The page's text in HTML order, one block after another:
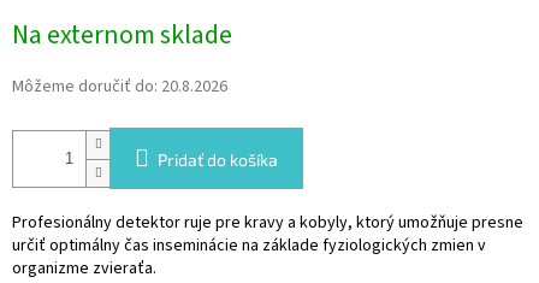
cena:
Na externom sklade
Môžeme doručiť do: 20.8.2026
Pridať do košíka
Profesionálny detektor ruje pre kravy a kobyly, ktorý umožňuje presne
určiť optimálny čas inseminácie na základe fyziologických zmien v
organizme zvieraťa.